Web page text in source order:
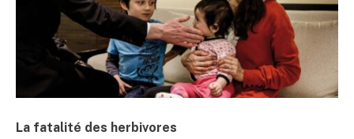
La fatalité des herbivores